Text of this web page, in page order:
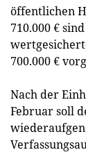
öffentlichen
710.000 €
700.000 €
Nach der
Februar soll